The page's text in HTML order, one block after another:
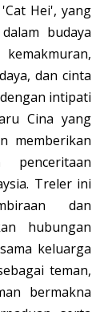
Hei', yang
budaya
dan cinta
intipati
Cina yang
memberikan
penceritaan
Treler ini
dan
hubungan
keluarga
teman,
bermakna